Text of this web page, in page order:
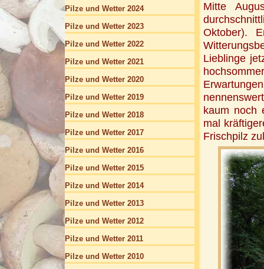
Mitte
Oktober).
Lieblinge
kaum noch
mal
Frischpilz
Pilze und Wetter 2024
Pilze und Wetter 2023
Pilze und Wetter 2022
Pilze und Wetter 2021
Pilze und Wetter 2020
Pilze und Wetter 2019
Pilze und Wetter 2018
Pilze und Wetter 2017
Pilze und Wetter 2016
Pilze und Wetter 2015
Pilze und Wetter 2014
Pilze und Wetter 2013
Pilze und Wetter 2012
Pilze und Wetter 2011
Pilze und Wetter 2010